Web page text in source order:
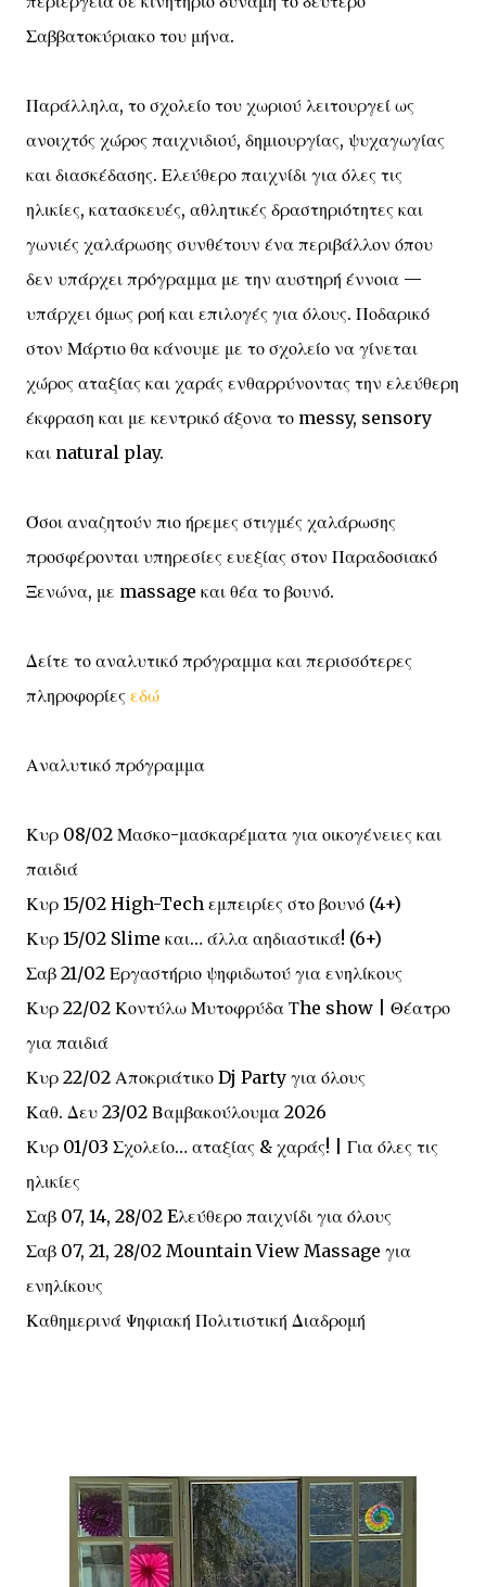
Σαββατοκύριακο του μήνα.
Παράλληλα, το σχολείο του χωριού λειτουργεί ως
ανοιχτός χώρος παιχνιδιού, δημιουργίας, ψυχαγωγίας
και διασκέδασης. Ελεύθερο παιχνίδι για όλες τις
ηλικίες, κατασκευές, αθλητικές δραστηριότητες και
γωνιές χαλάρωσης συνθέτουν ένα περιβάλλον όπου
δεν υπάρχει πρόγραμμα με την αυστηρή έννοια —
υπάρχει όμως ροή και επιλογές για όλους. Ποδαρικό
στον Μάρτιο θα κάνουμε με το σχολείο να γίνεται
χώρος αταξίας και χαράς ενθαρρύνοντας την ελεύθερη
έκφραση και με κεντρικό άξονα το messy, sensory
και natural play.
Όσοι αναζητούν πιο ήρεμες στιγμές χαλάρωσης
προσφέρονται υπηρεσίες ευεξίας στον Παραδοσιακό
Ξενώνα, με massage και θέα το βουνό.
Δείτε το αναλυτικό πρόγραμμα και περισσότερες
πληροφορίες εδώ
Αναλυτικό πρόγραμμα
Κυρ 08/02 Μασκο-μασκαρέματα για οικογένειες και
παιδιά
Κυρ 15/02 High-Tech εμπειρίες στο βουνό (4+)
Κυρ 15/02 Slime και… άλλα αηδιαστικά! (6+)
Σαβ 21/02 Εργαστήριο ψηφιδωτού για ενηλίκους
Κυρ 22/02 Κοντύλω Μυτοφρύδα Τhe show | Θέατρο
για παιδιά
Κυρ 22/02 Αποκριάτικο Dj Party για όλους
Καθ. Δευ 23/02 Βαμβακούλουμα 2026
Κυρ 01/03 Σχολείο… αταξίας & χαράς! | Για όλες τις
ηλικίες
Σαβ 07, 14, 28/02 Eλεύθερο παιχνίδι για όλους
Σαβ 07, 21, 28/02 Mountain View Massage για
ενηλίκους
Καθημερινά Ψηφιακή Πολιτιστική Διαδρομή